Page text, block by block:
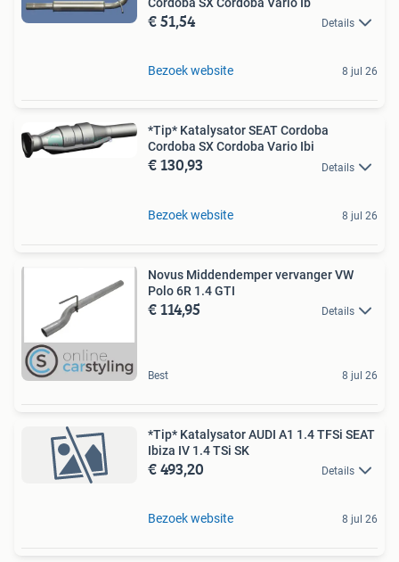
€ 51,54 Details
Bezoek website 8 jul 26
*Tip* Katalysator SEAT Cordoba
Cordoba SX Cordoba Vario Ibi
€ 130,93 Details
Bezoek website 8 jul 26
Novus Middendemper vervanger VW
Polo 6R 1.4 GTI
€ 114,95 Details
Best 8 jul 26
*Tip* Katalysator AUDI A1 1.4 TFSi SEAT
Ibiza IV 1.4 TSi SK
€ 493,20 Details
Bezoek website 8 jul 26